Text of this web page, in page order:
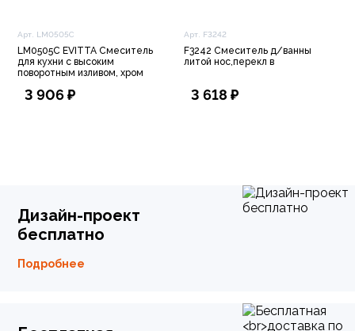
Арт. LM0505C
LM0505C EVITTA Смеситель
для кухни с высоким
поворотным изливом, хром
3 906 ₽
Арт. F3242
F3242 Смеситель д/ванны
литой нос,перекл в
3 618 ₽
Дизайн-проект
бесплатно
Подробнее